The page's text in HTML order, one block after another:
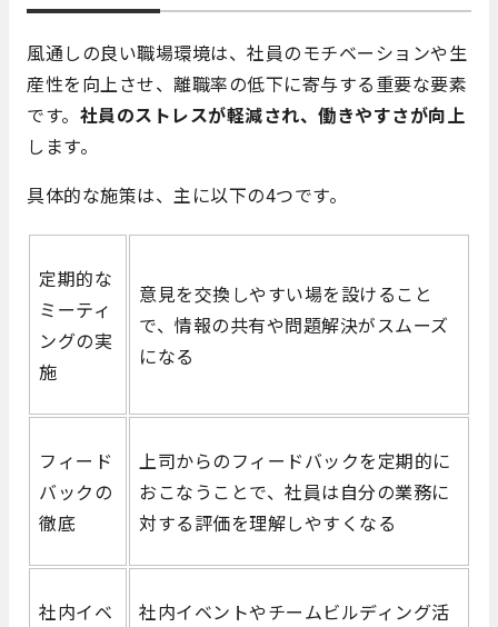
風通しの良い職場環境は、社員のモチベーションや生
産性を向上させ、離職率の低下に寄与する重要な要素
です。 社員のストレスが軽減され、働きやすさが向上
します。
具体的な施策は、主に以下の4つです。
定期的な
ミーティ
ングの実
施
意見を交換しやすい場を設けること
で、情報の共有や問題解決がスムーズ
になる
フィード
バックの
徹底
上司からのフィードバックを定期的に
おこなうことで、社員は自分の業務に
対する評価を理解しやすくなる
社内イベ
社内イベントやチームビルディング活